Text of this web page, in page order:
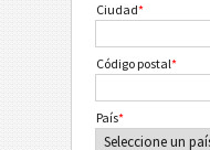
Ciudad*
Código postal*
País*